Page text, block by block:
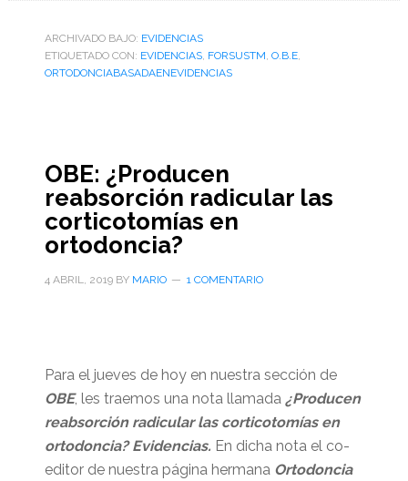
ARCHIVADO BAJO: EVIDENCIAS
ETIQUETADO CON: EVIDENCIAS, FORSUSTM, O.B.E,
ORTODONCIABASADAENEVIDENCIAS
OBE: ¿Producen
reabsorción radicular las
corticotomías en
ortodoncia?
4 ABRIL, 2019BY MARIO 1 COMENTARIO
Para el jueves de hoy en nuestra sección de
OBE, les traemos una nota llamada ¿Producen
reabsorción radicular las corticotomías en
ortodoncia? Evidencias. En dicha nota el co-
editor de nuestra página hermana Ortodoncia